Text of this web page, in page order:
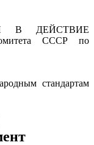
В ДЕЙСТВИЕ
СССР по
стандартам